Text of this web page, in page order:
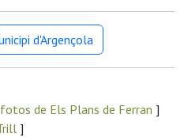
d'Argençola
de Els Plans de Ferran ]
]